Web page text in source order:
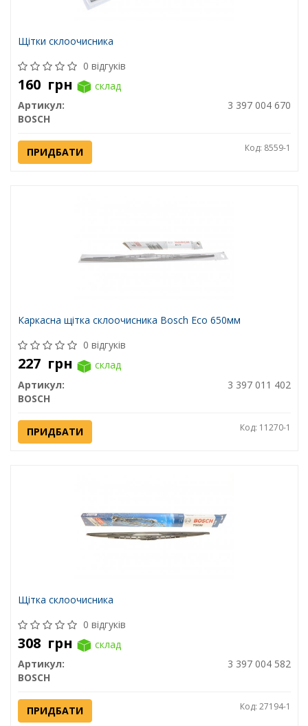
Щітки склоочисника
0 відгуків
160 грн
склад
Артикул:
3 397 004 670
BOSCH
ПРИДБАТИ Код: 8559-1
Каркасна щітка склоочисника Bosch Eco 650мм
0 відгуків
227 грн
склад
Артикул:
3 397 011 402
BOSCH
ПРИДБАТИ Код: 11270-1
Щітка склоочисника
0 відгуків
308 грн
склад
Артикул:
3 397 004 582
BOSCH
ПРИДБАТИ Код: 27194-1